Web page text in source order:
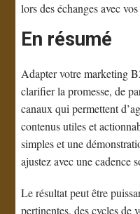
lors des échanges avec
En résumé
Adapter votre marketing
clarifier la promesse, de
canaux qui permettent
contenus utiles et
simples et une
ajustez avec une cadence
Le résultat peut être
pertinentes, des cycles de